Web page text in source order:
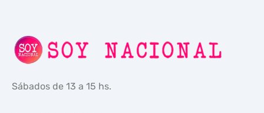
Sábados de 13 a 15 hs.